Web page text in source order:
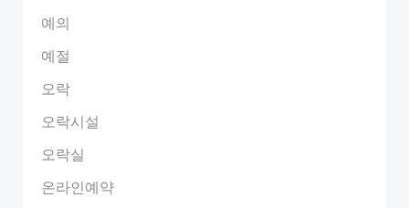
예의
예절
오락
오락시설
오락실
온라인예약